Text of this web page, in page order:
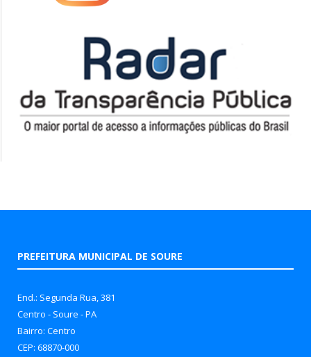
PREFEITURA MUNICIPAL DE SOURE
End.: Segunda Rua, 381
Centro - Soure - PA
Bairro: Centro
CEP: 68870-000